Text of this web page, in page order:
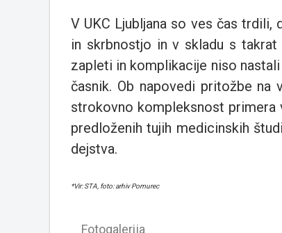
V UKC Ljubljana so ves čas
in skrbnostjo in v skladu s
zapleti in komplikacije niso
časnik. Ob napovedi pritožbe
strokovno kompleksnost primera
predloženih tujih medicinskih
dejstva.
*Vir: STA, foto: arhiv Pomurec
Fotogalerija